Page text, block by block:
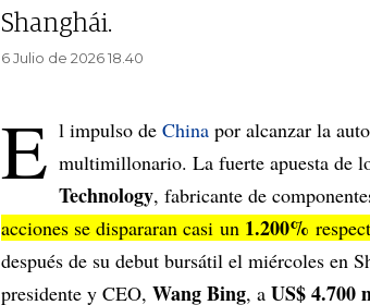
Shanghái.
6 Julio de 2026 18.40
E l impulso de China por alcanzar la
multimillonario. La fuerte apuesta de
Technology, fabricante de
acciones se dispararan casi un 1.200%
después de su debut bursátil el miércoles en
presidente y CEO, Wang Bing, a US$ 4.700